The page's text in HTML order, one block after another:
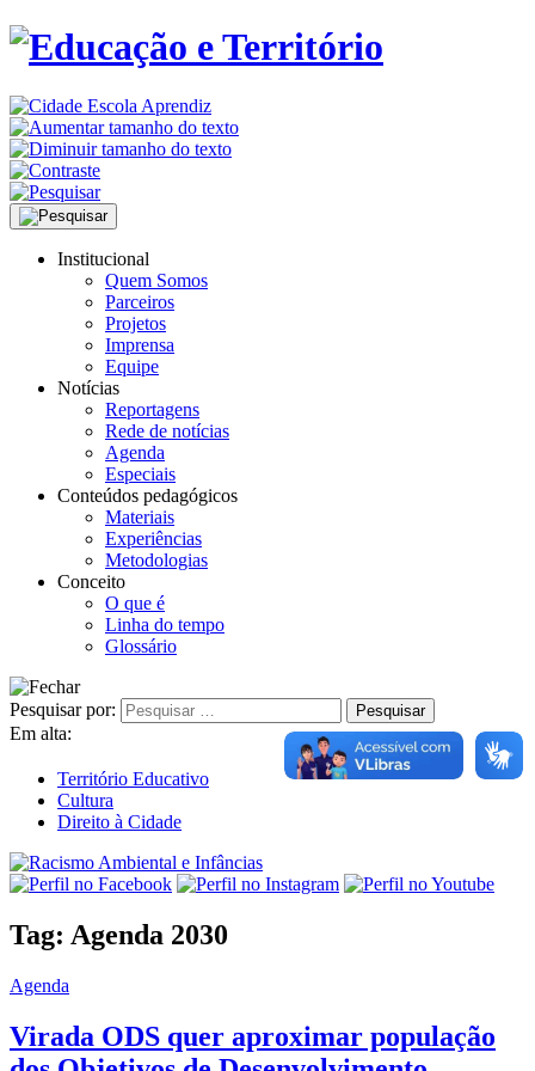
Institucional
Quem Somos
Parceiros
Projetos
Imprensa
Equipe
Notícias
Reportagens
Rede de notícias
Agenda
Especiais
Conteúdos pedagógicos
Materiais
Experiências
Metodologias
Conceito
O que é
Linha do tempo
Glossário
Pesquisar por:
Em alta:
Território Educativo
Cultura
Direito à Cidade
Tag: Agenda 2030
Agenda
Virada ODS quer aproximar população